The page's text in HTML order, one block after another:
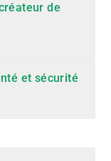
de
et sécurité